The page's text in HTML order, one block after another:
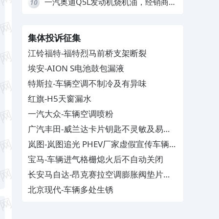
10
集体投诉征集
江铃福特-福特烈马前桥支架断裂
埃安-AION S电池鼓包漏液
特斯拉-车辆空调不制冷及有异味
红旗-H5天窗漏水
一汽大众-车辆空调喷粉
广汽丰田-威兰达卡片钥匙不灵敏及易消
磁
岚图-岚图追光 PHEV厂家虚假宣传车辆配
置与功能
宝马-车辆进气格栅熄火后不自动关闭
长安马自达-昂克赛拉空调膨胀阀垫片生
锈
北京现代-车辆多处生锈